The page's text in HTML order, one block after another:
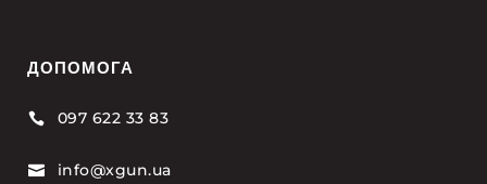
ДОПОМОГА
 097 622 33 83
 info@xgun.ua